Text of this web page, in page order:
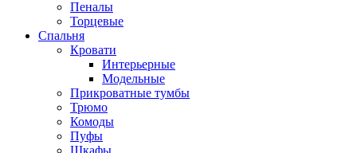
Пеналы
Торцевые
Спальня
Кровати
Интерьерные
Модельные
Прикроватные тумбы
Трюмо
Комоды
Пуфы
Шкафы